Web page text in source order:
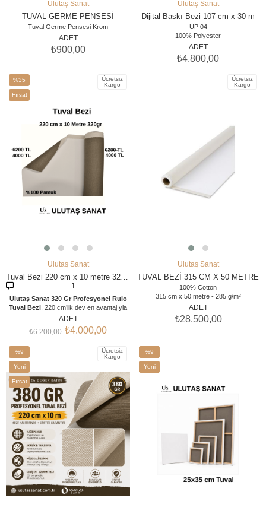
SEPETE EKLE
Ulutaş Sanat
TUVAL GERME PENSESİ
Tuval Germe Pensesi Krom
ADET
₺900,00
SEPETE EKLE
Ulutaş Sanat
Dijital Baskı Bezi 107 cm x 30 m
UP 04
100% Polyester
Standart Ölçüler:
107 cm x 30 mt - 240 g/m²
Gramaj: 240,00 gr/m
Kumaş İçeriği: 100% Polyester
ADET
₺4.800,00
SEPETE EKLE
%35
İndirim
Fırsat
Ücretsiz
Kargo
Ulutaş Sanat
1
Ulutaş Sanat 320 Gr Profesyonel Rulo
Tuval Bezi , 220 cm’lik dev en avantajıyla
büyük ölçekli projelerinizde ek yeri ve fire
sorununu ortadan kaldırır. 3 kat asitsiz
gesso astarlı, çatlamayan esnek
çalışmalarınız için kusursuz bir zemin
sunar. İhtiyacınıza uygun
5m, 10m, 20m,
30m ve 40m
doğrudan imalatçı kalitesi ve güvencesiyle
hemen sipariş verin! "Bu ürün
5 metre, 10
metre, 20 metre, 30 metre ve 40 metre
metraj seçenekleriyle aynı sayfa üzerinden
sipariş verilebilir."
ADET
₺4.000,00
₺6.200,00
SEPETE EKLE
Ücretsiz
Kargo
Ulutaş Sanat
TUVAL BEZİ 315 CM X 50 METRE
100% Cotton
315 cm x 50 metre - 285 g/m²
ADET
₺28.500,00
%9
İndirim
%9İndirim
Yeni
Ürün
Fırsat
Ürünü
Ücretsiz
Kargo
%9
İndirim
Yeni